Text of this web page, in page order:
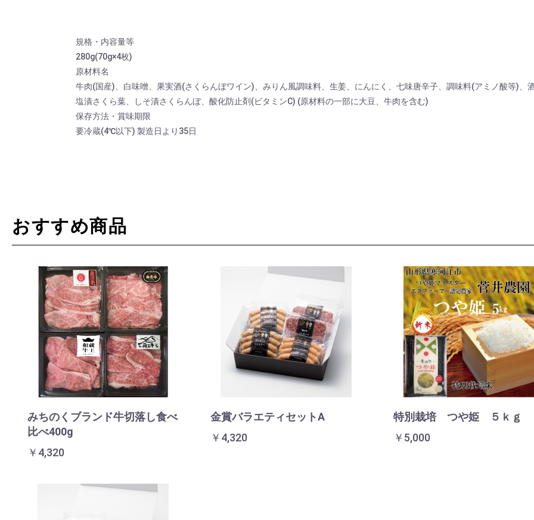
規格・内容量等
280g(70g×4枚)
原材料名
牛肉(国産)、白味噌、果実酒(さくらんぼワイン)、みりん風調味料、生姜、にんにく、七味唐辛子、調味料(アミノ酸等)、
塩漬さくら葉、しそ漬さくらんぼ、酸化防止剤(ビタミンC) (原材料の一部に大豆、牛肉を含む)
保存方法・賞味期限
要冷蔵(4℃以下) 製造日より35日
おすすめ商品
みちのくブランド牛切落し食べ
比べ400g
￥4,320
金賞バラエティセットA
￥4,320
特別栽培 つや姫 ５ｋｇ
￥5,000